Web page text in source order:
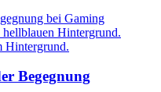
Begegnung